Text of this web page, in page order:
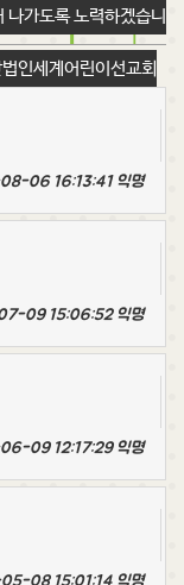
t
i
o
n
나가도록 노력하겠습니
세계어린이선교회
06 16:13:41 익명
09 15:06:52 익명
09 12:17:29 익명